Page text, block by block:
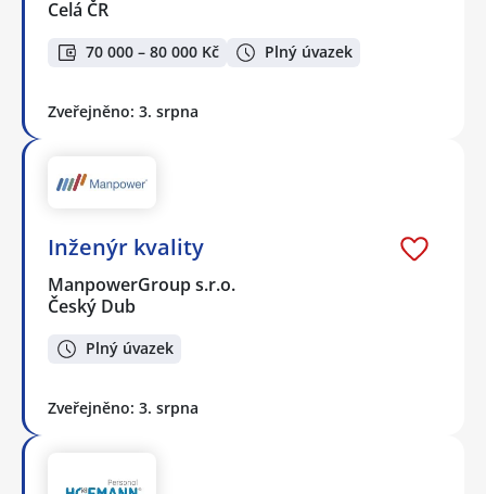
Celá ČR
70 000 – 80 000 Kč Plný úvazek
Zveřejněno: 3. srpna
Inženýr kvality
ManpowerGroup s.r.o.
Český Dub
Plný úvazek
Zveřejněno: 3. srpna